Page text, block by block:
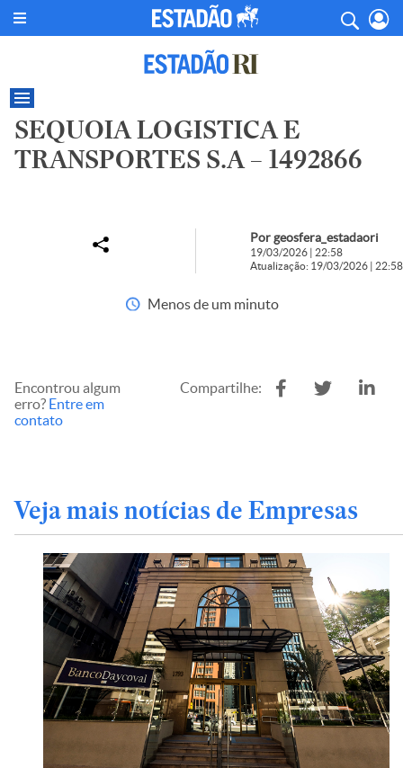
SEQUOIA LOGISTICA E
TRANSPORTES S.A – 1492866
Por geosfera_estadaori
19/03/2026 | 22:58
Atualização: 19/03/2026 | 22:58
Menos de um minuto
Encontrou algum
erro? Entre em
contato
Compartilhe:
Veja mais notícias de Empresas